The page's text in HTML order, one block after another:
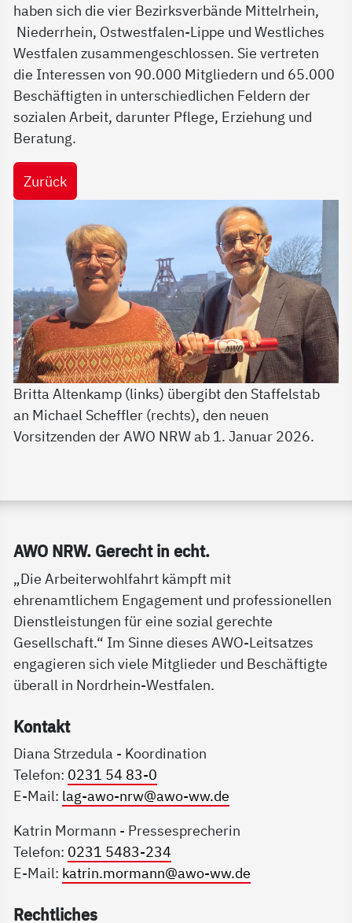
haben sich die vier Bezirksverbände Mittelrhein,
Niederrhein, Ostwestfalen-Lippe und Westliches
Westfalen zusammengeschlossen. Sie vertreten
die Interessen von 90.000 Mitgliedern und 65.000
Beschäftigten in unterschiedlichen Feldern der
sozialen Arbeit, darunter Pflege, Erziehung und
Beratung.
Zurück
Britta Altenkamp (links) übergibt den Staffelstab
an Michael Scheffler (rechts), den neuen
Vorsitzenden der AWO NRW ab 1. Januar 2026.
Service Informationen
AWO NRW. Ge­recht in echt.
„Die Arbeiterwohlfahrt kämpft mit
ehrenamtlichem Engagement und professionellen
Dienstleistungen für eine sozial gerechte
Gesellschaft.“ Im Sinne dieses AWO-Leitsatzes
engagieren sich viele Mitglieder und Beschäftigte
überall in Nordrhein-Westfalen.
Kon­takt
Diana Strzedula - Koordination
Telefon: 0231 54 83-0
E-Mail: lag-awo-nrw@awo-ww.de
Katrin Mormann - Pressesprecherin
Telefon: 0231 5483-234
E-Mail: katrin.mormann@awo-ww.de
Recht­li­ches